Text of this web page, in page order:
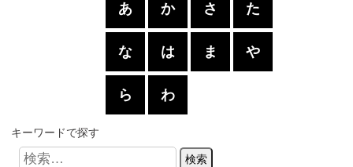
あ か さ た
な は ま や
ら わ
キーワードで探す